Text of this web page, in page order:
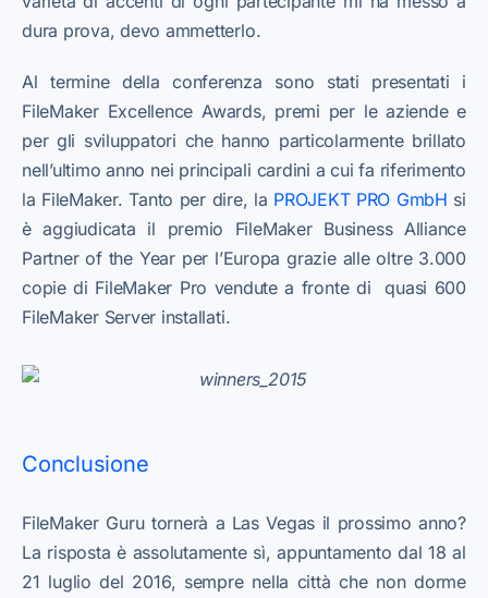
dura prova, devo ammetterlo.
Al termine della conferenza sono stati presentati i
FileMaker Excellence Awards, premi per le aziende e
per gli sviluppatori che hanno particolarmente brillato
nell’ultimo anno nei principali cardini a cui fa riferimento
la FileMaker. Tanto per dire, la PROJEKT PRO GmbH si
è aggiudicata il premio FileMaker Business Alliance
Partner of the Year per l’Europa grazie alle oltre 3.000
copie di FileMaker Pro vendute a fronte di quasi 600
FileMaker Server installati.
Conclusione
FileMaker Guru tornerà a Las Vegas il prossimo anno?
La risposta è assolutamente sì, appuntamento dal 18 al
21 luglio del 2016, sempre nella città che non dorme